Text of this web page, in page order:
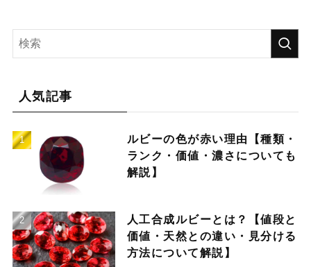
人気記事
ルビーの色が赤い理由【種類・
ランク・価値・濃さについても
解説】
人工合成ルビーとは？【値段と
価値・天然との違い・見分ける
方法について解説】